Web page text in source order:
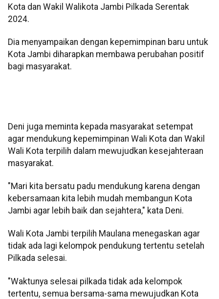
Kota dan Wakil Walikota Jambi Pilkada Serentak
2024.
Dia menyampaikan dengan kepemimpinan baru untuk
Kota Jambi diharapkan membawa perubahan positif
bagi masyarakat.
Deni juga meminta kepada masyarakat setempat
agar mendukung kepemimpinan Wali Kota dan Wakil
Wali Kota terpilih dalam mewujudkan kesejahteraan
masyarakat.
"Mari kita bersatu padu mendukung karena dengan
kebersamaan kita lebih mudah membangun Kota
Jambi agar lebih baik dan sejahtera," kata Deni.
Wali Kota Jambi terpilih Maulana menegaskan agar
tidak ada lagi kelompok pendukung tertentu setelah
Pilkada selesai.
"Waktunya selesai pilkada tidak ada kelompok
tertentu, semua bersama-sama mewujudkan Kota